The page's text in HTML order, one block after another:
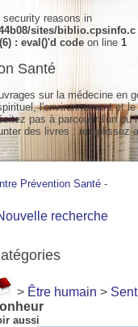
security reasons in
sites/biblio.cpsinfo.c
: eval()'d code on line 1
Prévention Santé -
recherche
> Être humain >
aussi
Santé
sur la médecine en
l'environnement et
pas à parcourir l'un
des livres : remplissez